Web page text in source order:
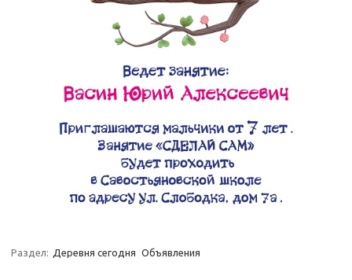
Раздел: Деревня сегодня Объявления